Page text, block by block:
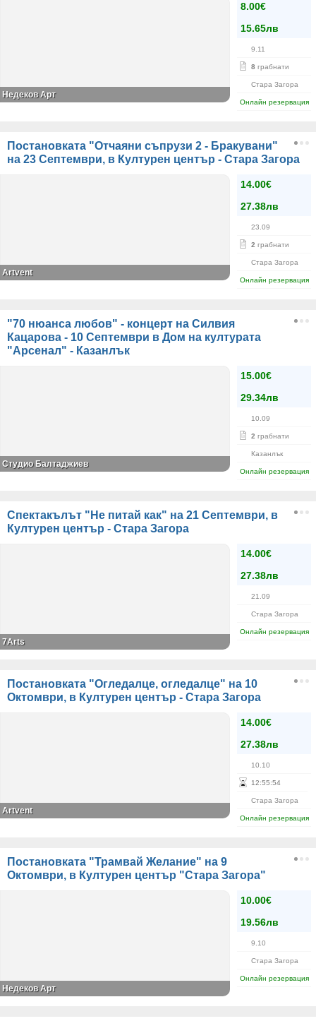
8.00€
15.65лв
9.11
8 грабнати
Стара Загора
Онлайн резервация
Недеков Арт
Постановката "Отчаяни съпрузи 2 - Бракувани"
на 23 Септември, в Културен център - Стара Загора
14.00€
27.38лв
23.09
2 грабнати
Стара Загора
Онлайн резервация
Artvent
"70 нюанса любов" - концерт на Силвия
Кацарова - 10 Септември в Дом на културата
"Арсенал" - Казанлък
15.00€
29.34лв
10.09
2 грабнати
Казанлък
Онлайн резервация
Студио Балтаджиев
Спектакълът "Не питай как" на 21 Септември, в
Културен център - Стара Загора
14.00€
27.38лв
21.09
Стара Загора
Онлайн резервация
7Аrts
Постановката "Огледалце, огледалце" на 10
Октомври, в Културен център - Стара Загора
14.00€
27.38лв
10.10
12:55:54
Стара Загора
Онлайн резервация
Artvent
Постановката "Трамвай Желание" на 9
Октомври, в Културен център "Стара Загора"
10.00€
19.56лв
9.10
Стара Загора
Онлайн резервация
Недеков Арт